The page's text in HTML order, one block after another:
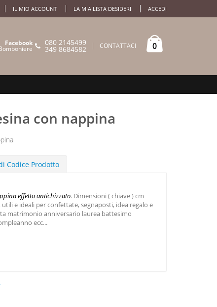
IL MIO ACCOUNT LA MIA LISTA DESIDERI ACCEDI
Facebook 080 2145499
349 8684582 CONTATTACI 0
con nappina
Codice Prodotto
effetto antichizzato. Dimensioni ( chiave ) cm
utili e ideali per confettate, segnaposti, idea regalo e
matrimonio anniversario laurea battesimo
ecc...